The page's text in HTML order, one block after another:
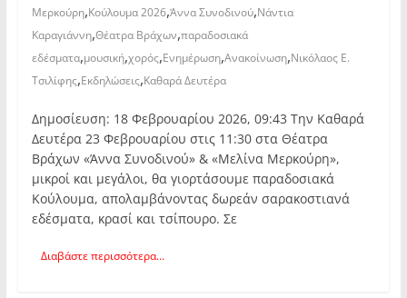
Μερκούρη,Κούλουμα 2026,Άννα Συνοδινού,Νάντια
Καραγιάννη,Θέατρα Βράχων,παραδοσιακά
εδέσματα,μουσική,χορός,Ενημέρωση,Ανακοίνωση,Νικόλαος Ε.
Τσιλίφης,Εκδηλώσεις,Καθαρά Δευτέρα
Δημοσίευση: 18 Φεβρουαρίου 2026, 09:43 Την Καθαρά
Δευτέρα 23 Φεβρουαρίου στις 11:30 στα Θέατρα
Βράχων «Άννα Συνοδινού» & «Μελίνα Μερκούρη»,
μικροί και μεγάλοι, θα γιορτάσουμε παραδοσιακά
Κούλουμα, απολαμβάνοντας δωρεάν σαρακοστιανά
εδέσματα, κρασί και τσίπουρο. Σε
Διαβάστε περισσότερα...